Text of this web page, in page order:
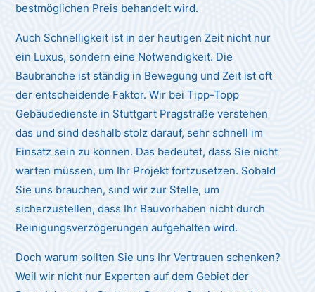
bestmöglichen Preis behandelt wird.
Auch Schnelligkeit ist in der heutigen Zeit nicht nur
ein Luxus, sondern eine Notwendigkeit. Die
Baubranche ist ständig in Bewegung und Zeit ist oft
der entscheidende Faktor. Wir bei Tipp-Topp
Gebäudedienste in Stuttgart Pragstraße verstehen
das und sind deshalb stolz darauf, sehr schnell im
Einsatz sein zu können. Das bedeutet, dass Sie nicht
warten müssen, um Ihr Projekt fortzusetzen. Sobald
Sie uns brauchen, sind wir zur Stelle, um
sicherzustellen, dass Ihr Bauvorhaben nicht durch
Reinigungsverzögerungen aufgehalten wird.
Doch warum sollten Sie uns Ihr Vertrauen schenken?
Weil wir nicht nur Experten auf dem Gebiet der